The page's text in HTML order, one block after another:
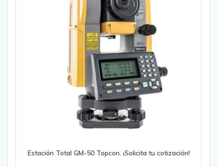
Estación Total GM-50 Topcon. ¡Solicita tu cotización!